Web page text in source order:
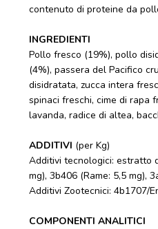
contenuto di proteine da
INGREDIENTI
Pollo fresco (19%), pollo
(4%), passera del Pacifico
disidratata, zucca intera
spinaci freschi, cime di rapa
lavanda, radice di altea,
ADDITIVI (per Kg)
Additivi tecnologici: estratto
mg), 3b406 (Rame: 5,5 mg),
Additivi Zootecnici: 4b1707/
COMPONENTI ANALITICI